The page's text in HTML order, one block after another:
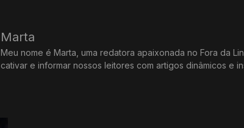
Marta
Meu nome é Marta, uma redatora apaixonada no Fora da
cativar e informar nossos leitores com artigos dinâmicos e